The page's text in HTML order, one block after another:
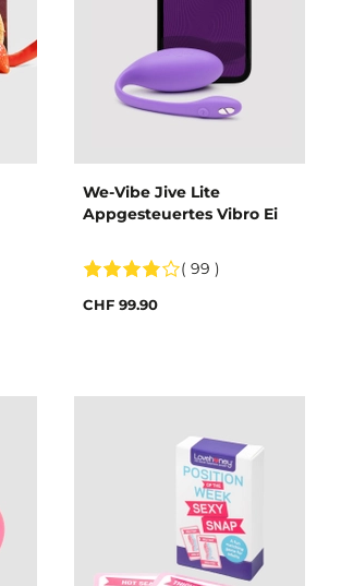
We-Vibe Jive Lite
Appgesteuertes Vibro Ei
( 99 )
CHF 99.90